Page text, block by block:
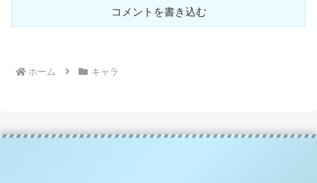
コメントを書き込む
ホーム キャラ